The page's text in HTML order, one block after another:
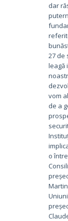
dar
27 de
leagă
vom
de a
o